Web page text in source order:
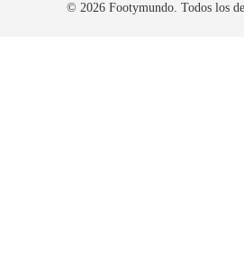
© 2026 Footymundo. Todos los